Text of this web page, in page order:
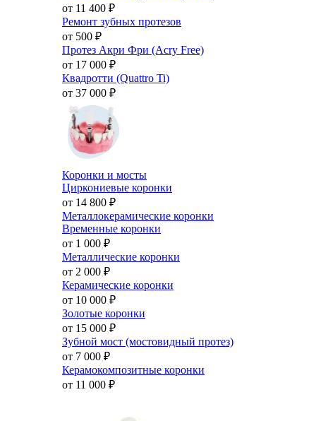
от 11 400 ₽
Ремонт зубных протезов
от 500 ₽
Протез Акри Фри (Acry Free)
от 17 000 ₽
Квадротти (Quattro Ti)
от 37 000 ₽
Коронки и мосты
Циркониевые коронки
от 14 800 ₽
Металлокерамические коронки
Временные коронки
от 1 000 ₽
Металлические коронки
от 2 000 ₽
Керамические коронки
от 10 000 ₽
Золотые коронки
от 15 000 ₽
Зубной мост (мостовидный протез)
от 7 000 ₽
Керамокомпозитные коронки
от 11 000 ₽